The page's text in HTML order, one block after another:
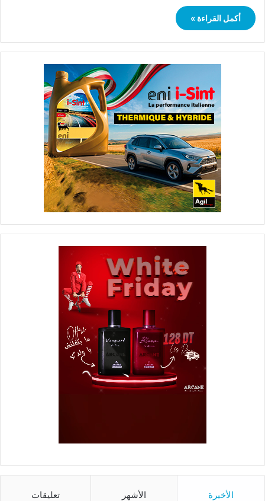
أكمل القراءة »
الأخيرة الأشهر تعليقات